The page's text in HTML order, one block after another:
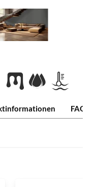
FAQ